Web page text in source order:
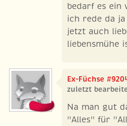
bedarf es ein
ich rede da
jetzt auch
liebensmühe
Ex-Füchse
zuletzt
Na man gut
"Alles" für